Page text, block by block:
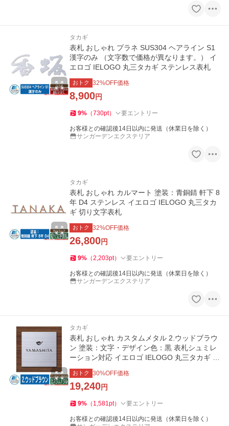
タカギ
表札 おしゃれ プラネ SUS304 ヘアライン S1
漢字のみ （文字数で価格が異なります。） イ
エロゴ IELOGO 丸三タカギ ステンレス表札
おトク 32%OFF価格
8,900円
9% （730pt） 要エントリー
お客様との確認後14日以内に発送（休業日を除く）
サンガーデンエクステリア
タカギ
表札 おしゃれ カルマート 塗装：青銅錆 軒下 8
年 D4 ステンレス イエロゴ IELOGO 丸三タカ
ギ 切り文字表札
おトク 32%OFF価格
26,800円
9% （2,203pt） 要エントリー
お客様との確認後14日以内に発送（休業日を除く）
サンガーデンエクステリア
タカギ
表札 おしゃれ カスタムメタル 2.ウッドブラウ
ン 塗装：文字・デザイン色：黒 表札シュミレ
ーション対応 イエロゴ IELOGO 丸三タカギ ス
テンレス表札
おトク 30%OFF価格
19,240円
9% （ 1,581pt） 要エントリー
お客様との確認後14日以内に発送（休業日を除く）